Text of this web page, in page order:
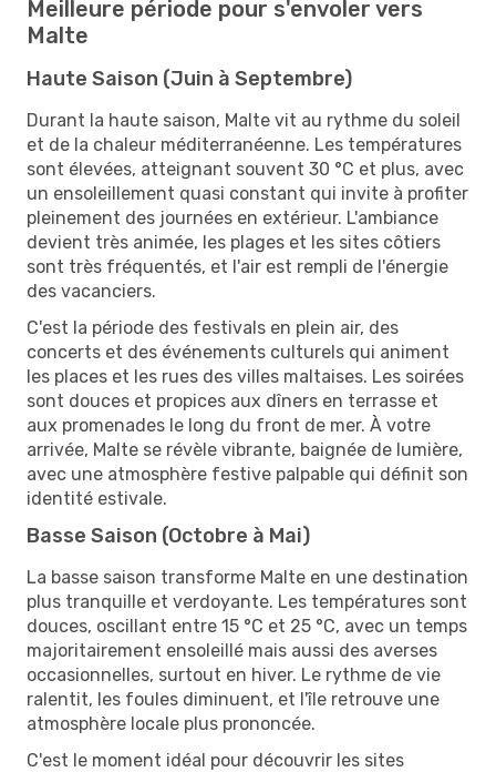
Meilleure période pour s'envoler vers
Malte
Haute Saison (Juin à Septembre)
Durant la haute saison, Malte vit au rythme du soleil
et de la chaleur méditerranéenne. Les températures
sont élevées, atteignant souvent 30 °C et plus, avec
un ensoleillement quasi constant qui invite à profiter
pleinement des journées en extérieur. L'ambiance
devient très animée, les plages et les sites côtiers
sont très fréquentés, et l'air est rempli de l'énergie
des vacanciers.
C'est la période des festivals en plein air, des
concerts et des événements culturels qui animent
les places et les rues des villes maltaises. Les soirées
sont douces et propices aux dîners en terrasse et
aux promenades le long du front de mer. À votre
arrivée, Malte se révèle vibrante, baignée de lumière,
avec une atmosphère festive palpable qui définit son
identité estivale.
Basse Saison (Octobre à Mai)
La basse saison transforme Malte en une destination
plus tranquille et verdoyante. Les températures sont
douces, oscillant entre 15 °C et 25 °C, avec un temps
majoritairement ensoleillé mais aussi des averses
occasionnelles, surtout en hiver. Le rythme de vie
ralentit, les foules diminuent, et l'île retrouve une
atmosphère locale plus prononcée.
C'est le moment idéal pour découvrir les sites